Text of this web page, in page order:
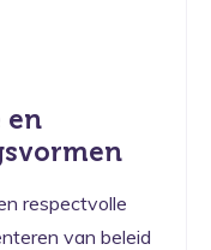
en
respectvolle
van beleid